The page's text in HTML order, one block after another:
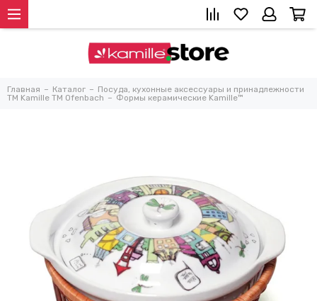
Главная Каталог
Посуда, кухонные аксессуары и принадлежности
TM Kamille TM Ofenbach
Формы керамические Kamille™